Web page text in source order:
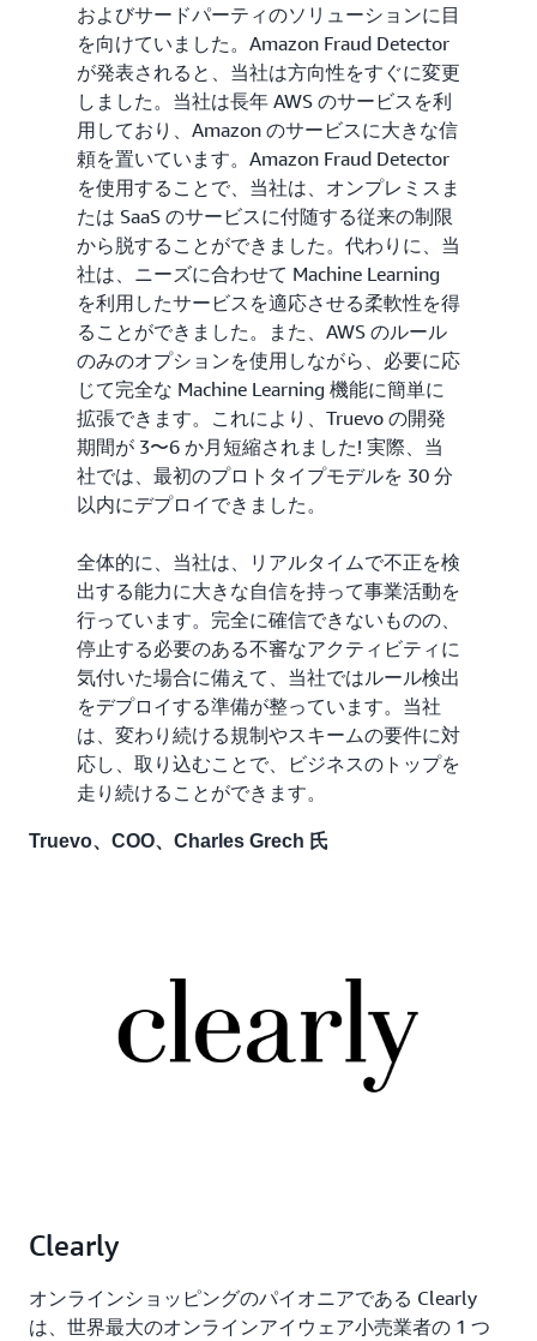
およびサードパーティのソリューションに目
を向けていました。Amazon Fraud Detector
が発表されると、当社は方向性をすぐに変更
しました。当社は長年 AWS のサービスを利
用しており、Amazon のサービスに大きな信
頼を置いています。Amazon Fraud Detector
を使用することで、当社は、オンプレミスま
たは SaaS のサービスに付随する従来の制限
から脱することができました。代わりに、当
社は、ニーズに合わせて Machine Learning
を利用したサービスを適応させる柔軟性を得
ることができました。また、AWS のルール
のみのオプションを使用しながら、必要に応
じて完全な Machine Learning 機能に簡単に
拡張できます。これにより、Truevo の開発
期間が 3〜6 か月短縮されました! 実際、当
社では、最初のプロトタイプモデルを 30 分
以内にデプロイできました。
全体的に、当社は、リアルタイムで不正を検
出する能力に大きな自信を持って事業活動を
行っています。完全に確信できないものの、
停止する必要のある不審なアクティビティに
気付いた場合に備えて、当社ではルール検出
をデプロイする準備が整っています。当社
は、変わり続ける規制やスキームの要件に対
応し、取り込むことで、ビジネスのトップを
走り続けることができます。
Truevo、COO、Charles Grech 氏
Clearly
オンラインショッピングのパイオニアである Clearly
は、世界最大のオンラインアイウェア小売業者の 1 つ